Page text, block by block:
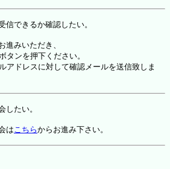
信できるか確認したい。
進みいただき、
タンを押下ください。
アドレスに対して確認メールを送信致しま
したい。
はこちらからお進み下さい。